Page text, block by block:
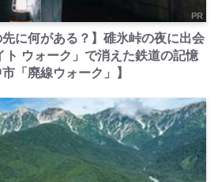
PR
先に何がある？】碓氷峠の夜に出会
ト ウォーク」で消えた鉄道の記憶
「廃線ウォーク」】